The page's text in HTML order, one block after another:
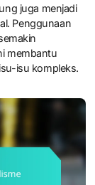
juga menjadi
Penggunaan
membantu
isu kompleks.